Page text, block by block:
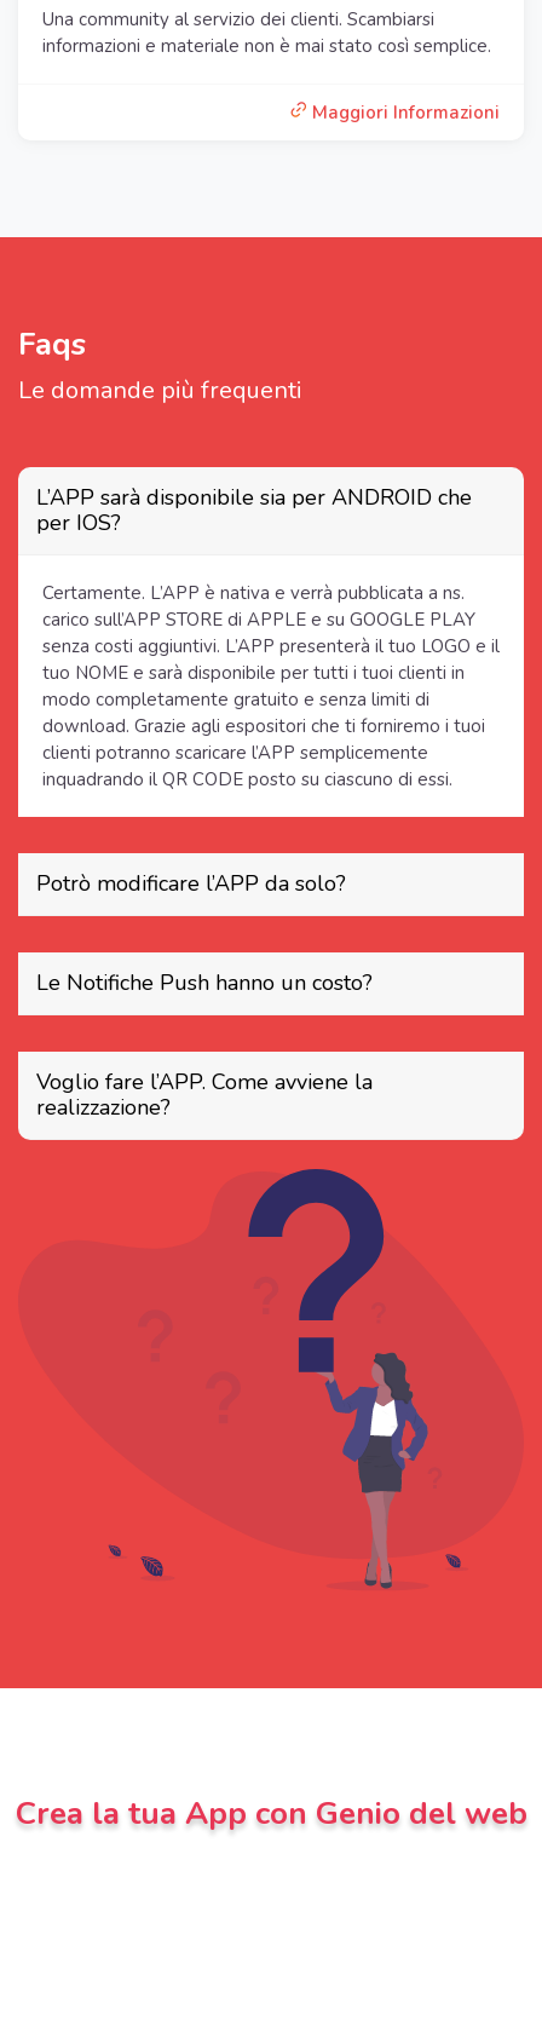
Una community al servizio dei clienti. Scambiarsi
informazioni e materiale non è mai stato così semplice.
Maggiori Informazioni
Faqs
Le domande più frequenti
L’APP sarà disponibile sia per ANDROID che
per IOS?
Certamente. L’APP è nativa e verrà pubblicata a ns.
carico sull’APP STORE di APPLE e su GOOGLE PLAY
senza costi aggiuntivi. L’APP presenterà il tuo LOGO e il
tuo NOME e sarà disponibile per tutti i tuoi clienti in
modo completamente gratuito e senza limiti di
download. Grazie agli espositori che ti forniremo i tuoi
clienti potranno scaricare l’APP semplicemente
inquadrando il QR CODE posto su ciascuno di essi.
Potrò modificare l’APP da solo?
Le Notifiche Push hanno un costo?
Voglio fare l’APP. Come avviene la
realizzazione?
Crea la tua App con Genio del web